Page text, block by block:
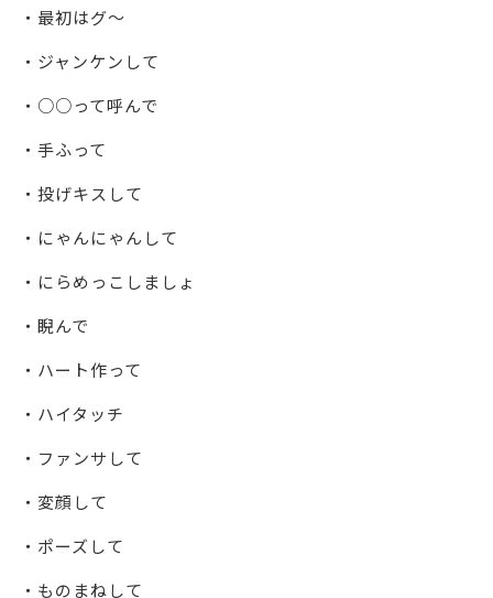
・最初はグ～
・ジャンケンして
・○○って呼んで
・手ふって
・投げキスして
・にゃんにゃんして
・にらめっこしましょ
・睨んで
・ハート作って
・ハイタッチ
・ファンサして
・変顔して
・ポーズして
・ものまねして